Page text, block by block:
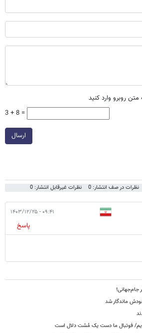
روبرو وارد کنید
3 + 8 =
ارسال
نظرات در صف انتشار: 0 نظرات غیرقابل انتشار: 0
۰۹:۴۱ - ۱۴۰۳/۱۲/۲۵
پاسخ
ماندگار شد
فوتبال ما دست یک مُشت دلال است